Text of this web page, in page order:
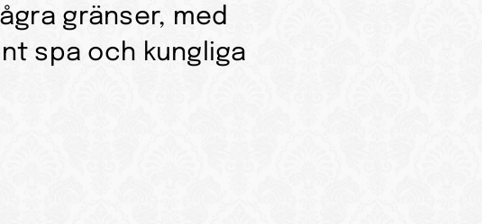
gränser, med
spa och kungliga